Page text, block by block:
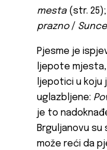
mesta (str. 25);
prazno/
Pjesme je
ljepote
ljepotici u koju
uglazbljene:
je to
Brguljanovu su
može reći da